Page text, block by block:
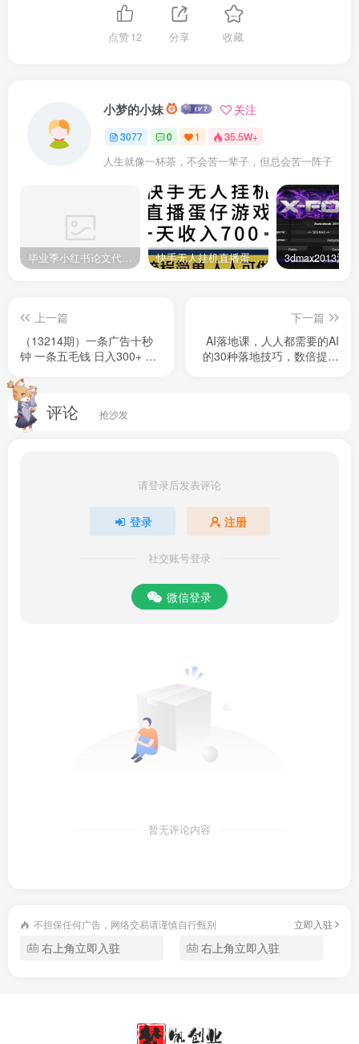
此处内容已隐藏，请付费后查看
点赞12 分享 收藏
小梦的小妹 关注
3077 0 1 35.5W+
人生就像一杯茶，不会苦一辈子，但总会苦一阵子
毕业季小红书论文代润色项目，本科1500，专科1200，高客单GPT4.0-20分钟一篇带实操 快手无人挂机直播蛋仔游戏，一天收入700+流程简单人人可做（送10G素材）
上一篇
（13214期）一条广告十秒
钟 一条五毛钱 日入300+ 小
下一篇
AI落地课，人人都需要的AI
的30种落地技巧，数倍提升
评论 抢沙发
请登录后发表评论
登录 注册
社交账号登录
微信登录
暂无评论内容
不担保任何广告，网络交易请谨慎自行甄别 立即入驻
右上角立即入驻 右上角立即入驻